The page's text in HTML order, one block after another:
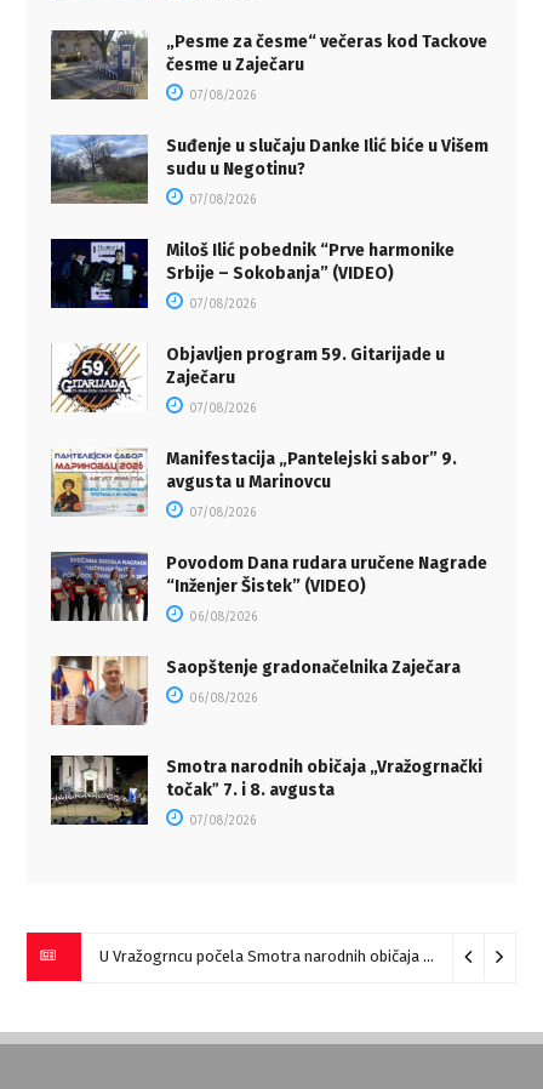
„Pesme za česme“ večeras kod Tackove
česme u Zaječaru
07/08/2026
Suđenje u slučaju Danke Ilić biće u Višem
sudu u Negotinu?
07/08/2026
Miloš Ilić pobednik “Prve harmonike
Srbije – Sokobanja” (VIDEO)
07/08/2026
Objavljen program 59. Gitarijade u
Zaječaru
07/08/2026
Manifestacija „Pantelejski sabor” 9.
avgusta u Marinovcu
07/08/2026
Povodom Dana rudara uručene Nagrade
“Inženjer Šistek” (VIDEO)
06/08/2026
Saopštenje gradonačelnika Zaječara
06/08/2026
Smotra narodnih običaja „Vražogrnački
točakˮ 7. i 8. avgusta
07/08/2026
U Vražogrncu počela Smotra narodnih običaja „Vražogrnački točak“